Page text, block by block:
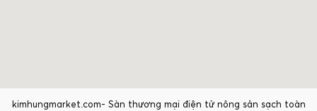
kimhungmarket.com- Sàn thương mại điện tử nông sản sạch toàn